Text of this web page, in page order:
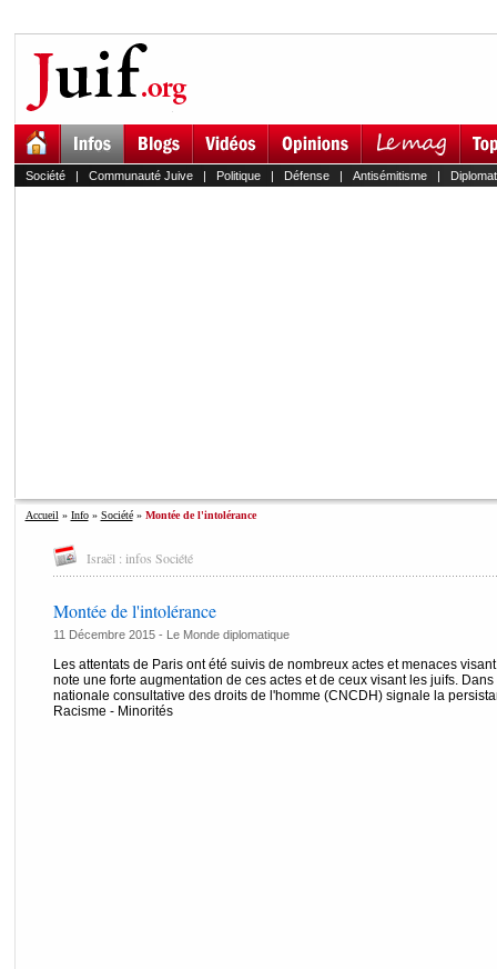
Société| Communauté Juive| Politique| Défense| Antisémitisme|
Accueil » Info» Société» Montée de l'intolérance
Israël : infos Société
Montée de l'intolérance
11 Décembre 2015 - Le Monde diplomatique
Les attentats de Paris ont été suivis de nombreux actes et menaces
note une forte augmentation de ces actes et de ceux visant les juifs.
nationale consultative des droits de l'homme (CNCDH) signale la
Racisme - Minorités